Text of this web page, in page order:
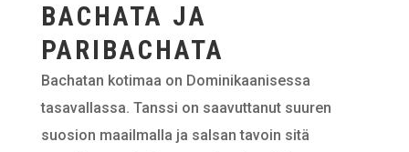
BACHATA JA
PARIBACHATA
Bachatan kotimaa on Dominikaanisessa
tasavallassa. Tanssi on saavuttanut suuren
suosion maailmalla ja salsan tavoin sitä